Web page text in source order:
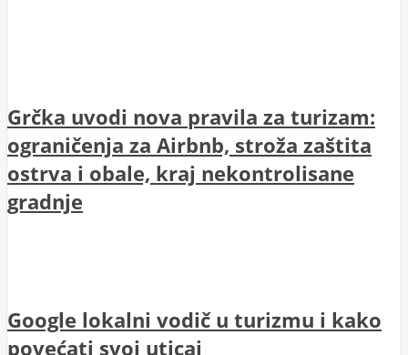
Grčka uvodi nova pravila za turizam:
ograničenja za Airbnb, stroža zaštita
ostrva i obale, kraj nekontrolisane
gradnje
Google lokalni vodič u turizmu i kako
povećati svoj uticaj